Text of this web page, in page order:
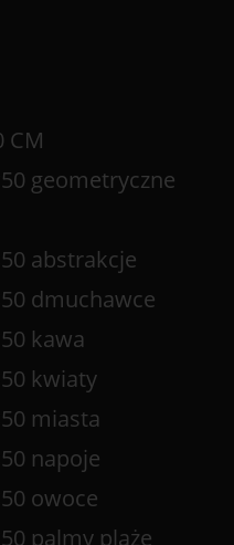
CM
geometryczne
abstrakcje
dmuchawce
kawa
kwiaty
miasta
napoje
owoce
palmy plaże